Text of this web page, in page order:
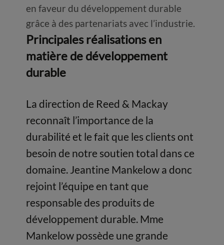
en faveur du développement durable
grâce à des partenariats avec l’industrie.
Principales réalisations en
matière de développement
durable
La direction de Reed & Mackay
reconnaît l’importance de la
durabilité et le fait que les clients ont
besoin de notre soutien total dans ce
domaine. Jeantine Mankelow a donc
rejoint l’équipe en tant que
responsable des produits de
développement durable. Mme
Mankelow possède une grande